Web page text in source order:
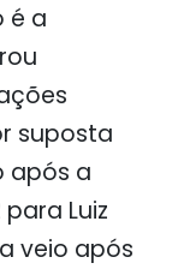
é a
suposta
após a
Luiz
veio após